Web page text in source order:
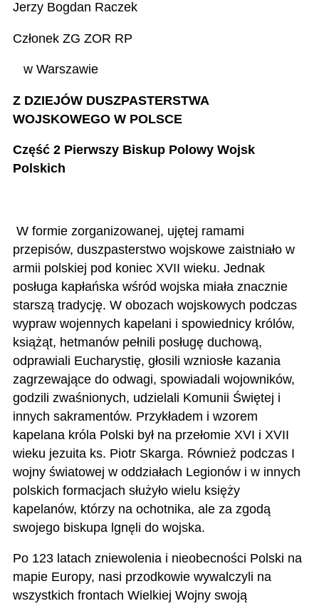
Jerzy Bogdan Raczek
Członek ZG ZOR RP
w Warszawie
Z DZIEJÓW DUSZPASTERSTWA
WOJSKOWEGO W POLSCE
Część 2 Pierwszy Biskup Polowy Wojsk
Polskich
W formie zorganizowanej, ujętej ramami
przepisów, duszpasterstwo wojskowe zaistniało w
armii polskiej pod koniec XVII wieku. Jednak
posługa kapłańska wśród wojska miała znacznie
starszą tradycję. W obozach wojskowych podczas
wypraw wojennych kapelani i spowiednicy królów,
książąt, hetmanów pełnili posługę duchową,
odprawiali Eucharystię, głosili wzniosłe kazania
zagrzewające do odwagi, spowiadali wojowników,
godzili zwaśnionych, udzielali Komunii Świętej i
innych sakramentów. Przykładem i wzorem
kapelana króla Polski był na przełomie XVI i XVII
wieku jezuita ks. Piotr Skarga. Również podczas I
wojny światowej w oddziałach Legionów i w innych
polskich formacjach służyło wielu księży
kapelanów, którzy na ochotnika, ale za zgodą
swojego biskupa lgnęli do wojska.
Po 123 latach zniewolenia i nieobecności Polski na
mapie Europy, nasi przodkowie wywalczyli na
wszystkich frontach Wielkiej Wojny swoją